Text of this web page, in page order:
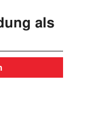
als